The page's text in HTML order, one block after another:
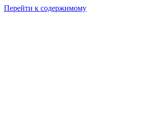
Перейти к содержимому